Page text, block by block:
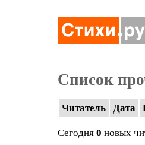
Список
Читатель Дата
Сегодня 0 новых